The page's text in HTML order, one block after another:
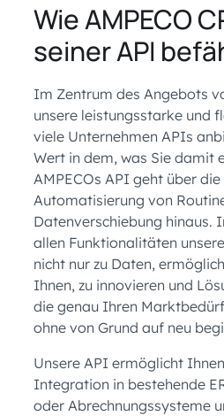
Wie AMPECO
seiner API
Im Zentrum des Angebots
unsere leistungsstarke und
viele Unternehmen APIs
Wert in dem, was Sie damit
AMPECOs API geht über
Automatisierung von
Datenverschiebung hinaus.
allen Funktionalitäten
nicht nur zu Daten,
Ihnen, zu innovieren und
die genau Ihren
ohne von Grund auf neu
Unsere API ermöglicht
Integration in bestehende
oder Abrechnungssysteme